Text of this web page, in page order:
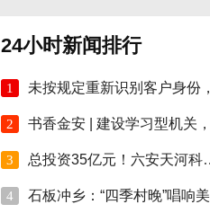
24小时新闻排行
1 未按规定重新识别客户身份，安徽明光农商行
2 书香金安 | 建设学习型机关，孙岗这样做！
3 总投资35亿元！六安天河科技学院项目开工！
4 石板冲乡：“四季村晚”唱响美好新生活